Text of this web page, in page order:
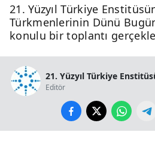
21. Yüzyıl Türkiye
Türkmenlerinin Dünü
konulu bir toplantı
21. Yüzyıl Türkiye
Editör